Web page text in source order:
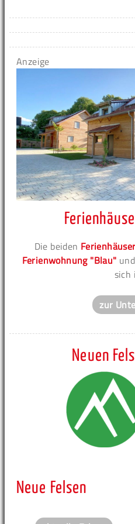
Anzeige
Die beiden
Ferienwohnung "Blau"
sich
zur
Neuen
Neue Felsen